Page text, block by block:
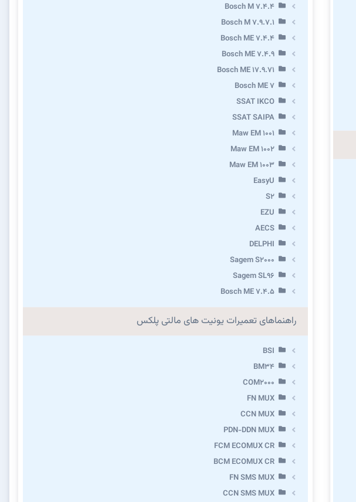
Bosch M 7.4.4
Bosch M 7.9.7.1
Bosch ME 7.4.4
Bosch ME 7.4.9
Bosch ME 17.9.71
Bosch ME 7
SSAT IKCO
SSAT SAIPA
Maw EM 1001
Maw EM 1002
Maw EM 1003
EasyU
S2
EZU
AECS
DELPHI
Sagem S2000
Sagem SL96
Bosch ME 7.4.5
راهنماهای تعمیرات یونیت های مالتی پلکس
BSI
BM34
COM2000
FN MUX
CCN MUX
PDN-DDN MUX
FCM ECOMUX CR
BCM ECOMUX CR
FN SMS MUX
CCN SMS MUX